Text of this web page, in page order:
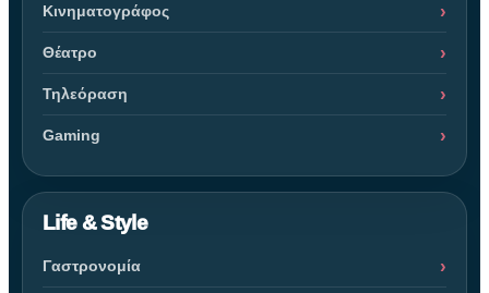
Κινηματογράφος
Θέατρο
Τηλεόραση
Gaming
Life & Style
Γαστρονομία